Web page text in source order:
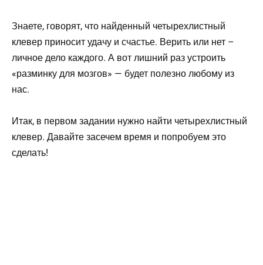
Знаете, говорят, что найденный четырехлистный
клевер приносит удачу и счастье. Верить или нет –
личное дело каждого. А вот лишний раз устроить
«разминку для мозгов» — будет полезно любому из
нас.
Итак, в первом задании нужно найти четырехлистный
клевер. Давайте засечем время и попробуем это
сделать!